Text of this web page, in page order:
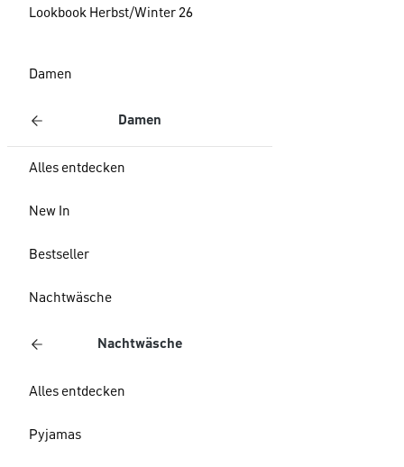
Lookbook Herbst/Winter 26
Damen
Damen
Alles entdecken
New In
Bestseller
Nachtwäsche
Nachtwäsche
Alles entdecken
Pyjamas